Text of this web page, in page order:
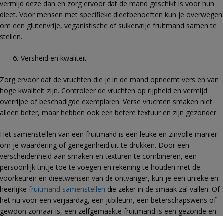
vermijd deze dan en zorg ervoor dat de mand geschikt is voor hun
dieet. Voor mensen met specifieke dieetbehoeften kun je overwegen
om een glutenvrije, veganistische of suikervrije fruitmand samen te
stellen.
Versheid en kwaliteit
Zorg ervoor dat de vruchten die je in de mand opneemt vers en van
hoge kwaliteit zijn. Controleer de vruchten op rijpheid en vermijd
overrijpe of beschadigde exemplaren. Verse vruchten smaken niet
alleen beter, maar hebben ook een betere textuur en zijn gezonder.
Het samenstellen van een fruitmand is een leuke en zinvolle manier
om je waardering of genegenheid uit te drukken. Door een
verscheidenheid aan smaken en texturen te combineren, een
persoonlijk tintje toe te voegen en rekening te houden met de
voorkeuren en dieetwensen van de ontvanger, kun je een unieke en
heerlijke fruitmand samenstellen die zeker in de smaak zal vallen. Of
het nu voor een verjaardag, een jubileum, een beterschapswens of
gewoon zomaar is, een zelfgemaakte fruitmand is een gezonde en